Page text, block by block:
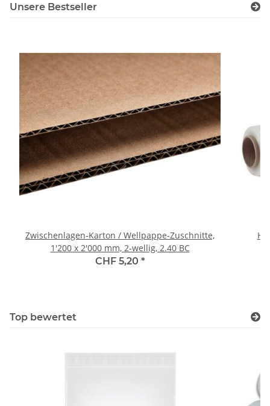
Unsere Bestseller
Zwischenlagen-Karton / Wellpappe-Zuschnitte,
1'200 x 2'000 mm, 2-wellig, 2.40 BC
CHF 5,20 *
Top bewertet